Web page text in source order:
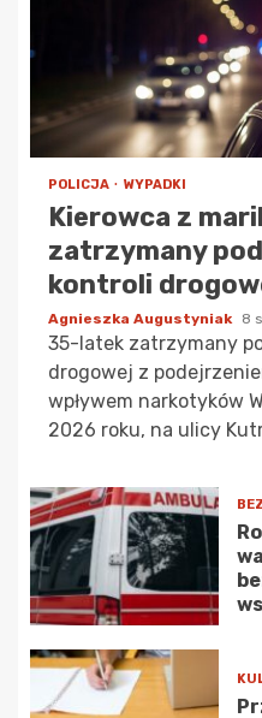
POLICJA WYPADKI
Kierowca z
zatrzymany
kontroli
Agnieszka Augustyniak 8
35-latek zatrzymany
drogowej z
wpływem narkotyków
2026 roku, na ulicy